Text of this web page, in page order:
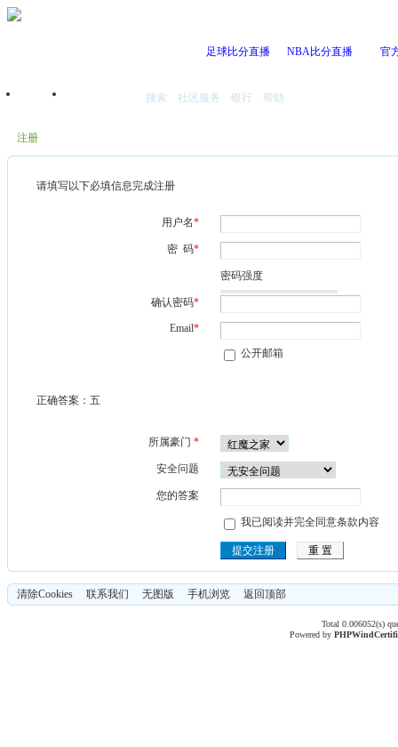
足球比分直播 NBA比分直播 官
首页 搜索 社区服务 银行 帮助
注册
请填写以下必填信息完成注册
用户名*
密 码*
密码强度
确认密码*
Email*
公开邮箱
正确答案：五
所属豪门 *
安全问题
您的答案
我已阅读并完全同意条款内容
清除Cookies 联系我们 无图版 手机浏览 返回顶部
Total 0.006052(s)
Powered byPHPWind